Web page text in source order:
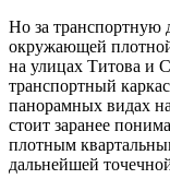
Но за транспортную
окружающей
на улицах Титова и
транспортный
панорамных видах
стоит заранее
плотным
дальнейшей